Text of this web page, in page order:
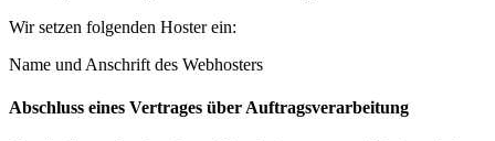
Wir setzen folgenden Hoster ein:
Name und Anschrift des Webhosters
Abschluss eines Vertrages über Auftragsverarbeitung